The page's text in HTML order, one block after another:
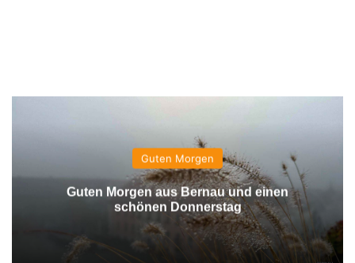
Guten Morgen
Guten Morgen aus Bernau und einen
schönen Donnerstag